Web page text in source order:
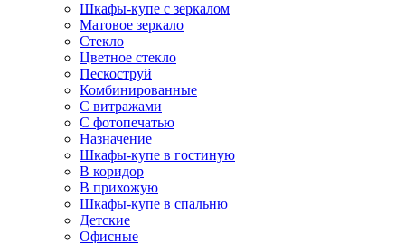
Шкафы-купе с зеркалом
Матовое зеркало
Стекло
Цветное стекло
Пескоструй
Комбинированные
С витражами
С фотопечатью
Назначение
Шкафы-купе в гостиную
В коридор
В прихожую
Шкафы-купе в спальню
Детские
Офисные